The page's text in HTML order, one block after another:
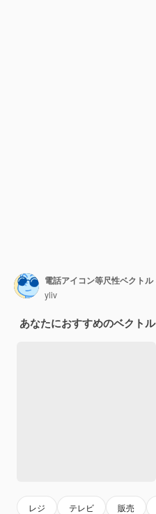
yliv
あなたにおすすめのベクトル
レジ テレビ 販売